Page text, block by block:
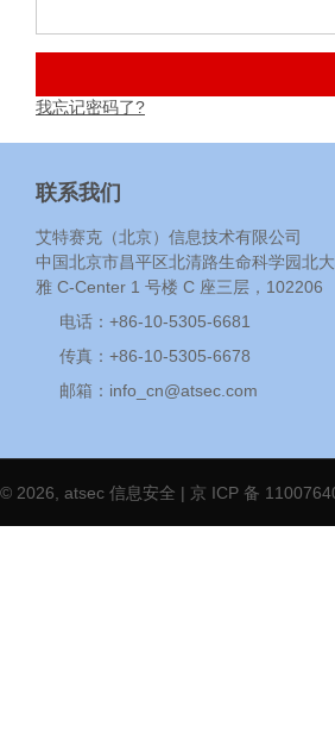
我忘记密码了?
联系我们
艾特赛克（北京）信息技术有限公司
中国北京市昌平区北清路生命科学园北
雅 C-Center 1 号楼 C 座三层，102206
电话：+86-10-5305-6681
传真：+86-10-5305-6678
邮箱： info_cn@atsec.com
© 2026, atsec 信息安全 | 京 ICP 备